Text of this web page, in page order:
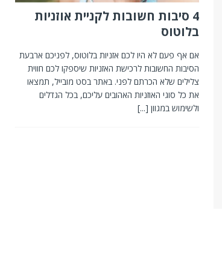
4 סיבות חשובות לקניית אוזניות
בלוטוס
אם אף פעם לא היו לכם אזניות בלוטוס, לפניכם ארבעת
הסיבות החשובות לרכישת האזניות שיספקו לכם חווית
צלילים שלא הכרתם לפני. באתר בסט מובייל, תמצאו
את כל סוגי האוזניות האהובים עליכם, בכל הגדלים
ולשימוש במגוון [...]